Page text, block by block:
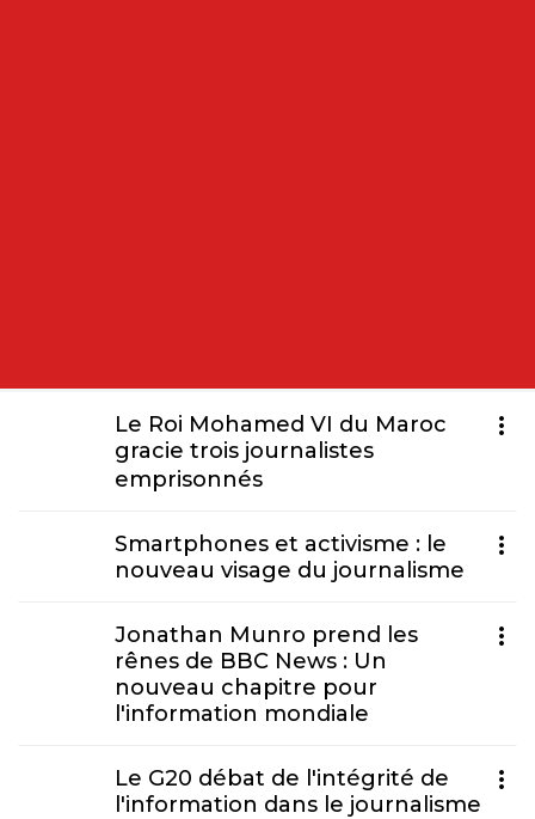
Le Roi Mohamed VI du Maroc
gracie trois journalistes
emprisonnés
Smartphones et activisme : le
nouveau visage du journalisme
Jonathan Munro prend les
rênes de BBC News : Un
nouveau chapitre pour
l'information mondiale
Le G20 débat de l'intégrité de
l'information dans le journalisme